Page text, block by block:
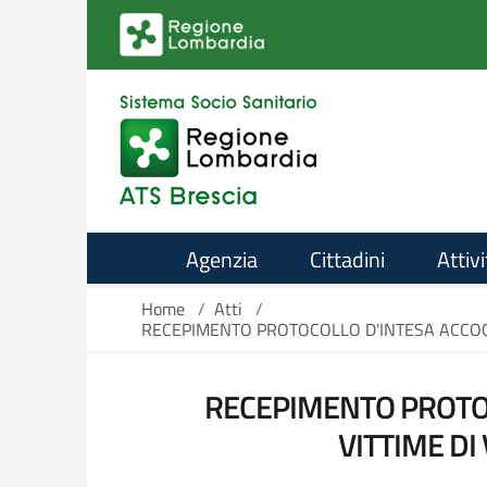
Salta al contenuto principale
Agenzia Cittadini
Home / Atti /
RECEPIMENTO PROTOCOLLO D'INTESA
RECEPIMENTO
VITTIME DI